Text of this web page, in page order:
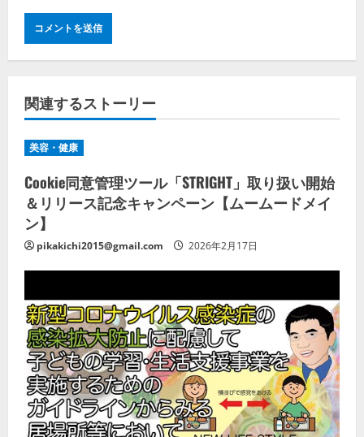
関連するストーリー
美容・健康
Cookie同意管理ツール「STRIGHT」取り扱い開始
＆リリース記念キャンペーン【ムームードメイ
ン】
pikakichi2015@gmail.com 2026年2月17日